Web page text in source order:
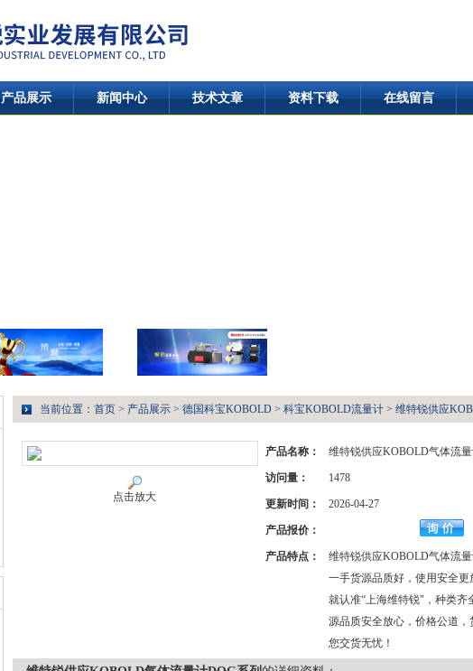
产品展示 新闻中心 技术文章 资料下载 在线留言
当前位置： 首页 > 产品展示 > 德国科宝KOBOLD > 科宝KOBOLD流量计 > 维特锐供应
点击放大
产品名称： 维特锐供应KOBOLD气体流量
访问量： 1478
更新时间： 2026-04-27
产品报价：
产品特点：
维特锐供应KOBOLD气体流量
一手货源品质好，使用安全更
就认准“上海维特锐"，种类齐
源品质安全放心，价格公道，
您交货无忧！